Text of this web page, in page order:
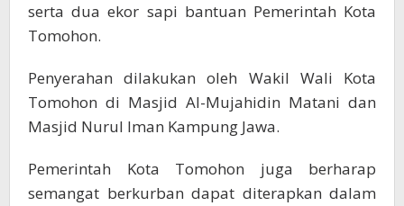
serta dua ekor sapi bantuan Pemerintah Kota
Tomohon.
Penyerahan dilakukan oleh Wakil Wali Kota
Tomohon di Masjid Al-Mujahidin Matani dan
Masjid Nurul Iman Kampung Jawa.
Pemerintah Kota Tomohon juga berharap
semangat berkurban dapat diterapkan dalam